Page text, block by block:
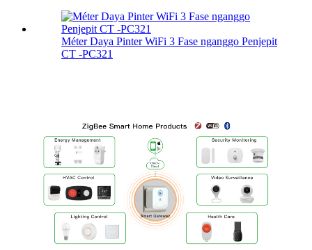
Méter Daya Pinter WiFi 3 Fase nganggo Penjepit
CT -PC321